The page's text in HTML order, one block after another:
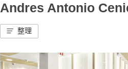
Andres Antonio
整理